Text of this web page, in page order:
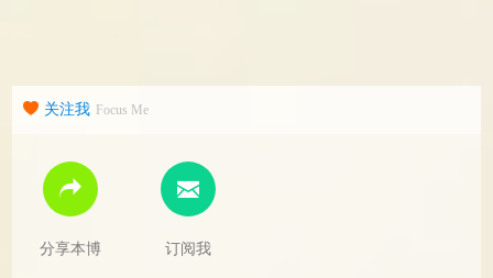
关注我 Focus Me
分享本博 订阅我